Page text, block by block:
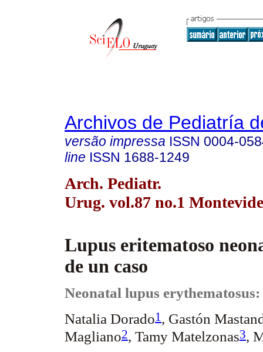
Archivos de Pediatría
versão impressa ISSN 0004-
line ISSN 1688-1249
Arch. Pediatr.
Urug. vol.87 no.1
Lupus eritematoso
de un caso
Neonatal lupus erythematosus
Natalia Dorado1 , Gastón
Magliano2, Tamy Matelzonas3,